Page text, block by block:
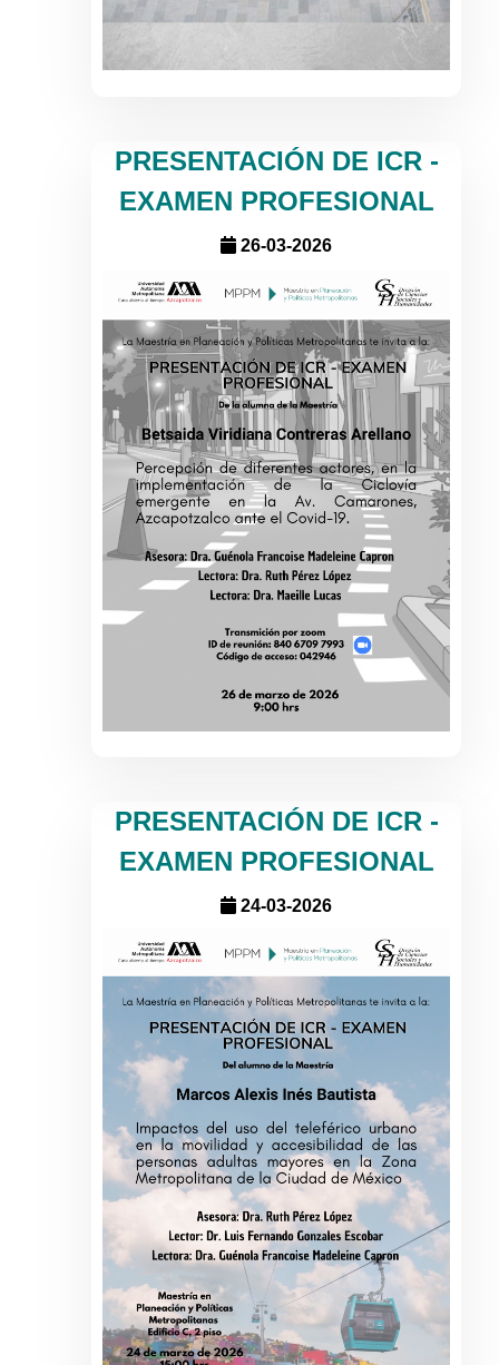
PRESENTACIÓN DE ICR -
EXAMEN PROFESIONAL
26-03-2026
PRESENTACIÓN DE ICR -
EXAMEN PROFESIONAL
24-03-2026